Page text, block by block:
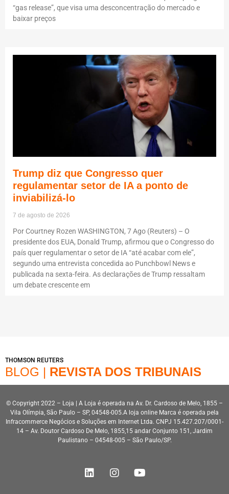
“gas release”, que visa uma desconcentração do mercado e
baixar preços
Trump diz que Congresso quer
regulamentar setor de IA a ponto de
inviabilizá-lo
7 de agosto de 2026
Por Courtney Rozen WASHINGTON, 7 Ago (Reuters) – O
presidente dos EUA, Donald Trump, afirmou que o Congresso do
país quer regulamentar o setor de IA “até acabar com ele”,
segundo uma entrevista concedida ao Punchbowl News e
publicada na sexta-feira. As declarações de Trump ressaltam
um debate crescente em
THOMSON REUTERS
BLOG | REVISTA DOS TRIBUNAIS
© Copyright 2022 – Loja | A Loja é operada na Av. Dr. Cardoso de Melo, 1855 –
Vila Olímpia, São Paulo – SP, 04548-005.A loja online Marca é operada pela
Infracommerce Negócios e Soluções em Internet Ltda. CNPJ 15.427.207/0001-
14 – Av. Doutor Cardoso De Melo, 1855,15 andar Conjunto 151, Jardim
Paulistano – 04548-005 – São Paulo/SP.